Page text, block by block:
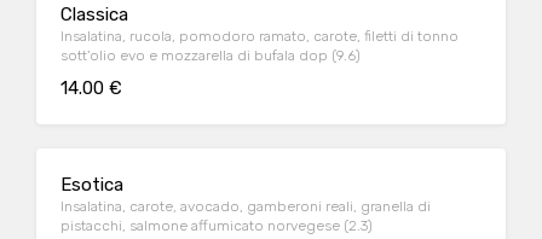
Classica
Insalatina, rucola, pomodoro ramato, carote, filetti di tonno
sott'olio evo e mozzarella di bufala dop (9.6)
14.00 €
Esotica
Insalatina, carote, avocado, gamberoni reali, granella di
pistacchi, salmone affumicato norvegese (2.3)